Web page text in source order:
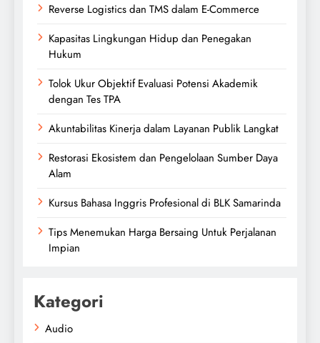
Reverse Logistics dan TMS dalam E-Commerce
Kapasitas Lingkungan Hidup dan Penegakan
Hukum
Tolok Ukur Objektif Evaluasi Potensi Akademik
dengan Tes TPA
Akuntabilitas Kinerja dalam Layanan Publik Langkat
Restorasi Ekosistem dan Pengelolaan Sumber Daya
Alam
Kursus Bahasa Inggris Profesional di BLK Samarinda
Tips Menemukan Harga Bersaing Untuk Perjalanan
Impian
Kategori
Audio